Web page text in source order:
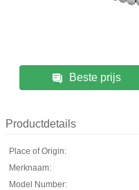
Beste prijs
Productdetails
Place of Origin:
Merknaam:
Model Number: